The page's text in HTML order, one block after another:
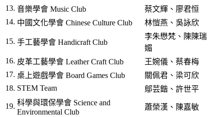
13. 音樂學會 Music Club
蔡文輝、廖君恒
14. 中國文化學會 Chinese Culture Club 林愷燕、吳詠欣
15. 手工藝學會 Handicraft Club
李朱懋梵、陳陳瑞
媚
16. 皮革工藝學會 Leather Craft Club
王婉儀、蔡春梅
17. 桌上遊戲學會 Board Games Club
關佩君、梁可欣
18. STEM Team 鄔芸鍇、許世平
19. 科學與環保學會 Science and
Environmental Club
蕭榮漢、陳嘉敏